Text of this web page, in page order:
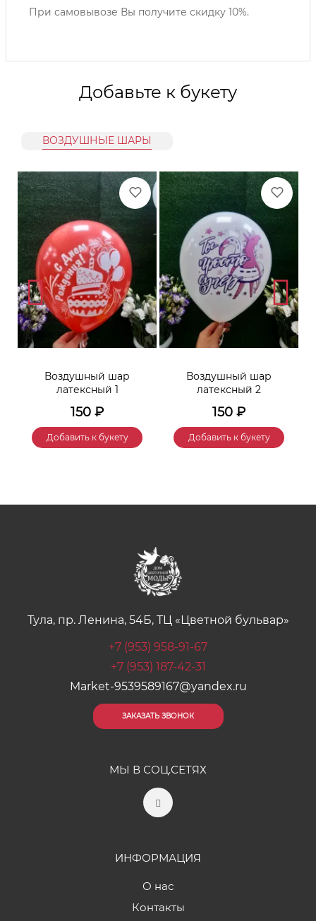
При самовывозе Вы получите скидку 10%.
Добавьте к букету
ВОЗДУШНЫЕ ШАРЫ
Воздушный шар
латексный 1
150 ₽
Добавить к букету
Воздушный шар
латексный 2
150 ₽
Добавить к букету
Тула, пр. Ленина, 54Б, ТЦ «Цветной бульвар»
+7 (953) 958-91-67
+7 (953) 187-42-31
Market-9539589167@yandex.ru
ЗАКАЗАТЬ ЗВОНОК
МЫ В СОЦ.СЕТЯХ
ИНФОРМАЦИЯ
О нас
Контакты